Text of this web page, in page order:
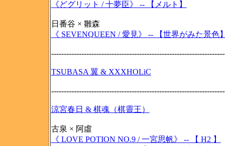
《どグリット / 十夢臣》 -- 【メルト】
日番谷 × 雛森
《 SEVENQUEEN / 愛見》 -- 【世界がみた景色
TSUBASA 翼 & XXXHOLiC
涼宮春日 & 棋魂（棋靈王）
古泉 × 阿虛
《 LOVE POTION NO.9 / 一宮思帆》 -- 【 H2 】